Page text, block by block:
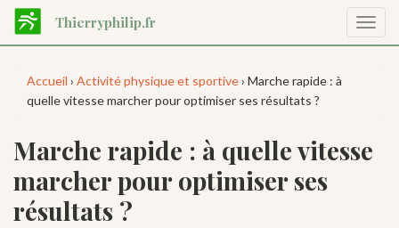
Aller
contenu
Thierryphilip.fr
la
Accueil › Activité physique et sportive› Marche rapide : à
quelle vitesse marcher pour optimiser ses résultats ?
Marche rapide : à quelle vitesse
marcher pour optimiser ses
résultats ?